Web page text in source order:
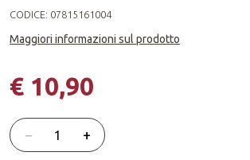
CODICE: 07815161004
Maggiori informazioni sul prodotto
€ 10,90
Quantità
− +